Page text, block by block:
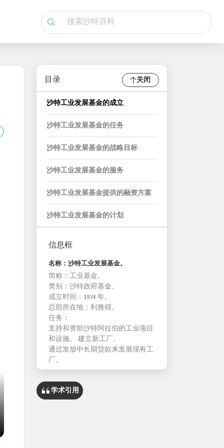
目录 关闭
沙特工业发展基金的成立
沙特工业发展基金的任务
沙特工业发展基金的战略目标
沙特工业发展基金的服务
沙特工业发展基金提供的融资方案
沙特工业发展基金的计划
信息框
名称：沙特工业发展基金。
简称：工业基金。
类别：沙特政府基金。
成立时间：1974 年。
总部所在地：利雅得。
任务：
支持和资助沙特阿拉伯的工业项目
和设施。 建立新工厂。
通过发放中长期贷款来发展现有工
厂。
学术引用